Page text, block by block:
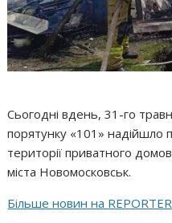
Сьогодні вдень, 31-го
порятунку «101» надійшло
території приватного
міста Новомосковськ.
Більше новин на